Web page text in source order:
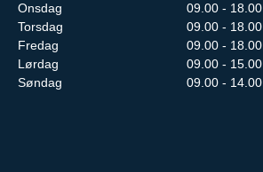
Onsdag
09.00 - 18.00
Torsdag
09.00 - 18.00
Fredag
09.00 - 18.00
Lørdag
09.00 - 15.00
Søndag
09.00 - 14.00